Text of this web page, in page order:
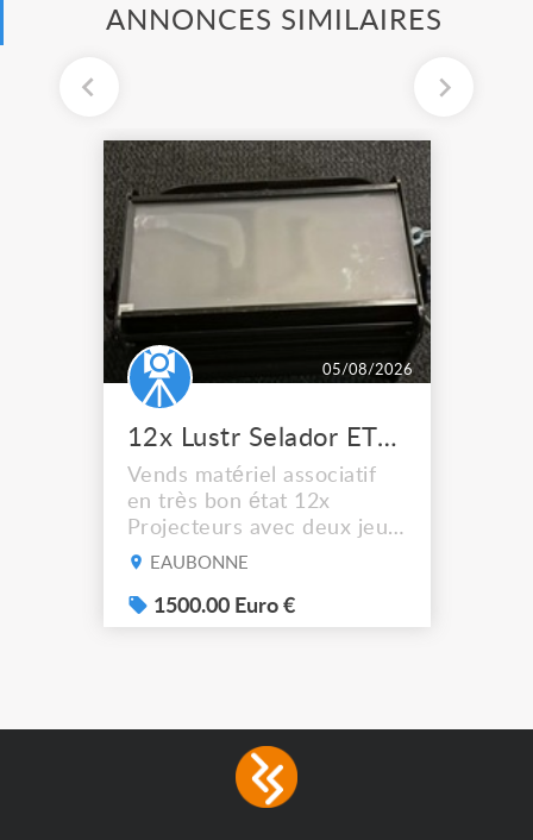
ANNONCES SIMILAIRES
05/08/2026
12x Lustr Selador ETC Led 7x colors filtres
Vends matériel associatif
en très bon état 12x
Projecteurs avec deux jeux
de filtre filtre Lustr Selador
system – seven colour
LEDs providing the
consumption The
permanence of a 50,000-
EAUBONNE
1500.00 Euro €